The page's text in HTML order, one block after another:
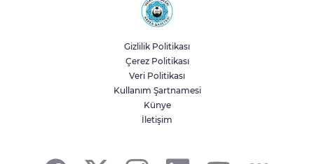
Sakarya’da ücretsiz doğalgaza
kavuşacaklar
Yalova'da makine arızası yapan tanker
güvenli bölgeye çekildi
Eskişehir Büyükşehir’den kırsal
Gizlilik Politikası
Çerez Politikası
Veri Politikası
Kullanım Şartnamesi
Künye
İletişim